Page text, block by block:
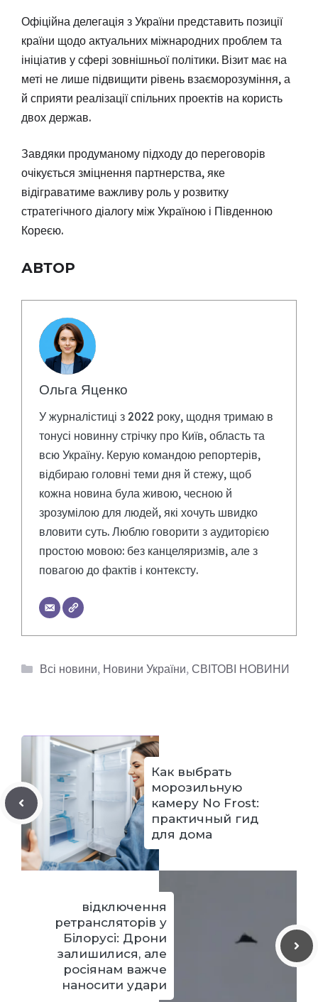
Офіційна делегація з України представить позиції
країни щодо актуальних міжнародних проблем та
ініціатив у сфері зовнішньої політики. Візит має на
меті не лише підвищити рівень взаєморозуміння, а
й сприяти реалізації спільних проектів на користь
двох держав.
Завдяки продуманому підходу до переговорів
очікується зміцнення партнерства, яке
відіграватиме важливу роль у розвитку
стратегічного діалогу між Україною і Південною
Кореєю.
АВТОР
Ольга Яценко
У журналістиці з 2022 року, щодня тримаю в
тонусі новинну стрічку про Київ, область та
всю Україну. Керую командою репортерів,
відбираю головні теми дня й стежу, щоб
кожна новина була живою, чесною й
зрозумілою для людей, які хочуть швидко
вловити суть. Люблю говорити з аудиторією
простою мовою: без канцеляризмів, але з
повагою до фактів і контексту.
Категорії
Всі новини, Новини України, СВІТОВІ НОВИНИ
Как выбрать
морозильную
камеру No Frost:
практичный гид
для дома
відключення
ретрансляторів у
Білорусі: Дрони
залишилися, але
росіянам важче
наносити удари